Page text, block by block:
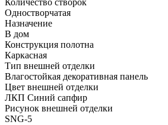
Одностворчатая
Назначение
В дом
Конструкция полотна
Каркасная
Тип внешней отделки
Влагостойкая декоративная панель
Цвет внешней отделки
ЛКП Синий сапфир
Рисунок внешней отделки
SNG-5